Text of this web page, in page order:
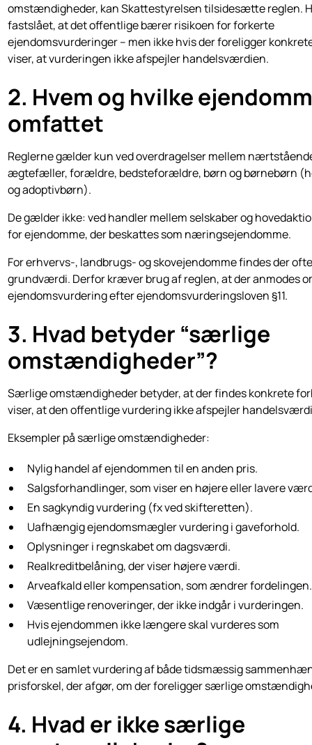
omstændigheder, kan Skattestyrelsen tilsidesætte reglen.
fastslået, at det offentlige bærer risikoen for forkerte
ejendomsvurderinger – men ikke hvis der foreligger
viser, at vurderingen ikke afspejler handelsværdien.
2. Hvem og hvilke
omfattet
Reglerne gælder kun ved overdragelser mellem
ægtefæller, forældre, bedsteforældre, børn og børnebørn
og adoptivbørn).
De gælder ikke: ved handler mellem selskaber og
for ejendomme, der beskattes som næringsejendomme.
For erhvervs-, landbrugs- og skovejendomme findes der
grundværdi. Derfor kræver brug af reglen, at der anmodes
ejendomsvurdering efter ejendomsvurderingsloven §11.
3. Hvad betyder “særlige
omstændigheder”?
Særlige omstændigheder betyder, at der findes konkrete
viser, at den offentlige vurdering ikke afspejler
Eksempler på særlige omstændigheder:
Nylig handel af ejendommen til en anden pris.
Salgsforhandlinger, som viser en højere eller lavere
En sagkyndig vurdering (fx ved skifteretten).
Uafhængig ejendomsmægler vurdering i gaveforhold.
Oplysninger i regnskabet om dagsværdi.
Realkreditbelåning, der viser højere værdi.
Arveafkald eller kompensation, som ændrer fordelingen.
Væsentlige renoveringer, der ikke indgår i vurderingen.
Hvis ejendommen ikke længere skal vurderes som
udlejningsejendom.
Det er en samlet vurdering af både tidsmæssig
prisforskel, der afgør, om der foreligger særlige
4. Hvad er ikke særlige